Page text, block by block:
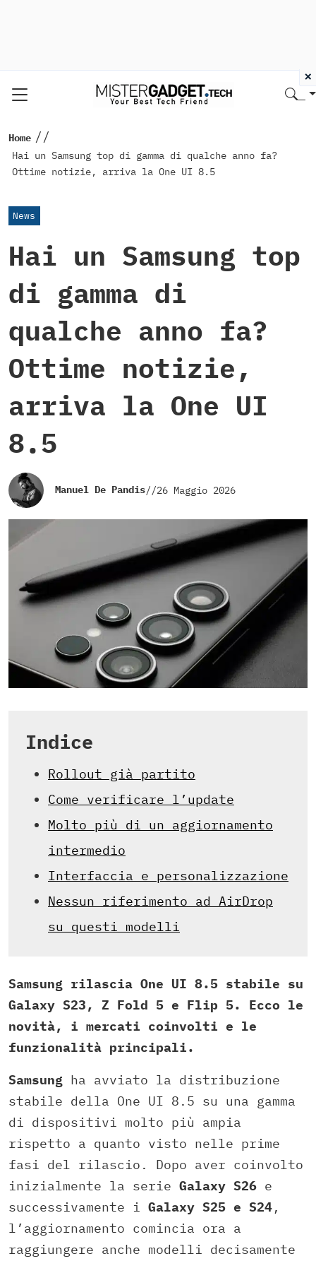
Home //
Hai un Samsung top di gamma di qualche anno fa?
Ottime notizie, arriva la One UI 8.5
News
Hai un Samsung top
di gamma di
qualche anno fa?
Ottime notizie,
arriva la One UI
8.5
Manuel De Pandis//26 Maggio 2026
Indice
Rollout già partito
Come verificare l’update
Molto più di un aggiornamento
intermedio
Interfaccia e personalizzazione
Nessun riferimento ad AirDrop
su questi modelli
Samsung rilascia One UI 8.5 stabile su
Galaxy S23, Z Fold 5 e Flip 5. Ecco le
novità, i mercati coinvolti e le
funzionalità principali.
Samsung ha avviato la distribuzione
stabile della One UI 8.5 su una gamma
di dispositivi molto più ampia
rispetto a quanto visto nelle prime
fasi del rilascio. Dopo aver coinvolto
inizialmente la serie Galaxy S26 e
successivamente i Galaxy S25 e S24,
l’aggiornamento comincia ora a
raggiungere anche modelli decisamente
×